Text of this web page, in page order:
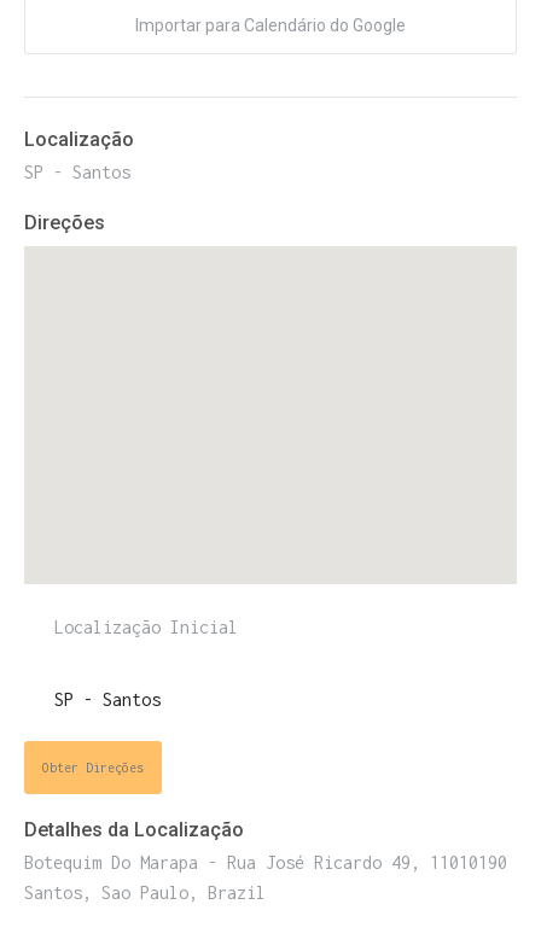
Importar para Calendário do Google
Localização
SP - Santos
Direções
Obter Direções
Detalhes da Localização
Botequim Do Marapa - Rua José Ricardo 49, 11010190
Santos, Sao Paulo, Brazil
E receba códigos promocionais para festas, free